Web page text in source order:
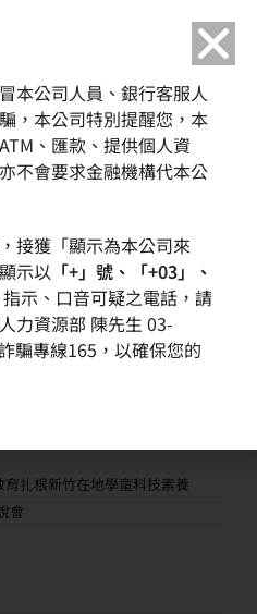
季增近一成
產布局進入收成期
求能見度提升
肯定 深化永續管理與低碳供
扎根新竹在地學童科技素養
會
本公司人員、銀行客服人
，本公司特別提醒您，本
、匯款、提供個人資
不會要求金融機構代本公
接獲「顯示為本公司來
示以 「+」號、「+03」、
指示、口音可疑之電話，請
力資源部 陳先生 03-
騙專線165，以確保您的